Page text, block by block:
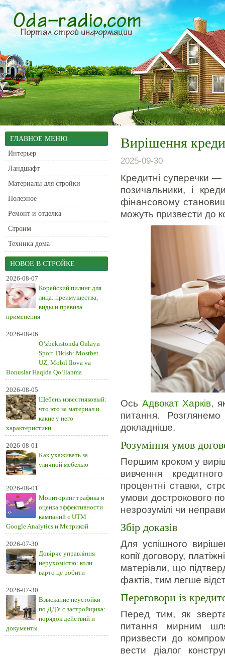
ГЛАВНОЕ МЕНЮ
Интерьер
Ландшафт
Материалы для стройки
Полезное
Ремонт и отделка
Строим
Техника дома
НОВОЕ В СТРОЙКЕ
2026-08-07
Корейский пилинг для
лица: преимущества,
виды и правила
применения
2026-08-06
O‘zbekistonda Onlayn
Sport Tikish: Mostbet
UZ, Mobil Ilova va
Bonuslar Haqida Qo‘llanma
2026-08-05
Щебень известняковый:
что это за материал и
какие у него
характеристики
2026-08-01
Как ухаживать за
уличной мебелью
2026-08-01
Мониторинг трафика и
оценка эффективности
кампаний с UTM
Google Analytics и Метрикой
2026-07-30
Довірче управління
нерухомістю: коли
варто це робити
2026-07-30
Взыскание неустойки
по ДДУ с застройщика:
порядок действий и
документы
Вирішення
2025-09-30
Кредитні суперечки
позичальники, і
фінансовому
можуть призвести до
Ось Адвокат Харків,
питання.
докладніше.
Розуміння умов
Першим кроком у
вивчення
процентні ставки,
умови дострокового
незрозумілі чи
Збір доказів
Для успішного
копії договору,
матеріали, що
фактів, тим легше
Переговори із
Перед тим, як
питання мирним
призвести до
вести діалог